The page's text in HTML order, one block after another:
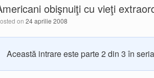
obişnuiţi cu vieţi
Posted on 24 aprilie 2008
Această intrare este parte 2 din 3 în seria